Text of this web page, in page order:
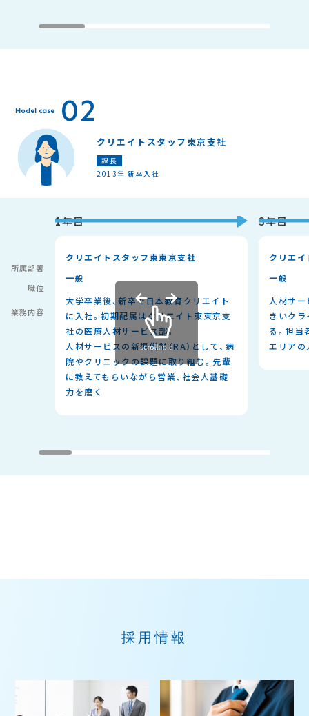
Model case 02
クリエイトスタッフ東京支社
課長
2013年 新卒入社
所属部署
職位
業務内容
1年目
クリエイトスタッフ東東京支社
一般
大学卒業後、新卒で日本教育クリエイト
に入社。初期配属はクリエイト東東京支
社の医療人材サービス部。
人材サービスの新規営業（RA）として、病
院やクリニックの課題に取り組む。先輩
に教えてもらいながら営業、社会人基礎
力を磨く
3年目
クリエ
一般
人材サー
きいク
る。担当
エリアの
採用情報